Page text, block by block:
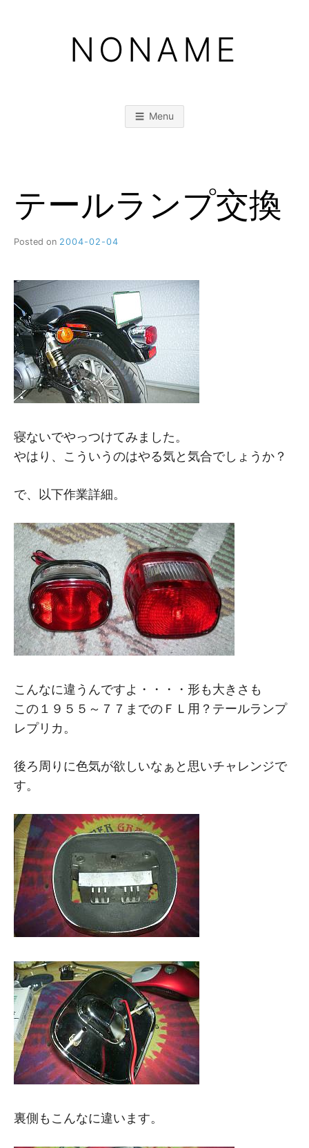
NONAME
Menu
テールランプ交換
Posted on 2004-02-04
M
寝ないでやっつけてみました。
やはり、こういうのはやる気と気合でしょうか？
で、以下作業詳細。
こんなに違うんですよ・・・・形も大きさも
この１９５５～７７までのＦＬ用？テールランプ
レプリカ。
後ろ周りに色気が欲しいなぁと思いチャレンジで
す。
裏側もこんなに違います。